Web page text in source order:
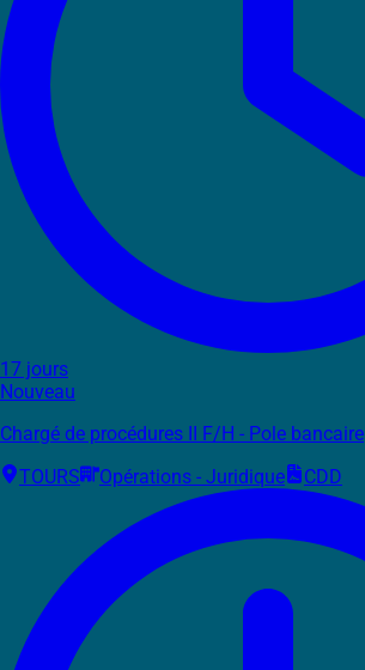
17 jours
Nouveau
Chargé de procédures II F/H - Pole bancaire
TOURS
Opérations - Juridique CDD